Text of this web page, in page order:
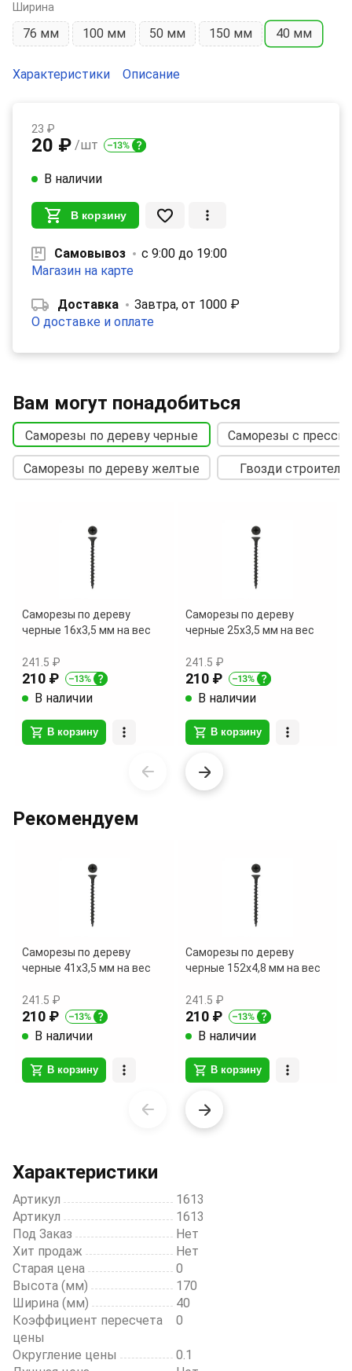
Ширина
76 мм 100 мм 50 мм 150 мм 40 мм
Характеристики Описание
23 ₽
20 ₽ /шт
В наличии
В корзину
Самовывоз
с 9:00 до 19:00
Магазин на карте
Доставка
Завтра, от 1000 ₽
О доставке и оплате
Рекомендуем
Саморезы по дереву
черные 41х3,5 мм на вес
241.5 ₽
210 ₽
В наличии
В корзину
Саморезы по дереву
черные 152х4,8 мм на вес
241.5 ₽
210 ₽
В наличии
В корзину
20
Вам могут понадобиться
Саморезы по дереву черные
Саморезы по дереву желтые
Саморезы с
Гвозди
Саморезы по дереву
черные 16х3,5 мм на вес
241.5 ₽
210 ₽
В наличии
В корзину
Саморезы по дереву
черные 25х3,5 мм на вес
241.5 ₽
210 ₽
В наличии
В корзину
of
16
Характеристики
Артикул
1613
Артикул
1613
Под Заказ
Нет
Хит продаж
Нет
Старая цена
0
Высота (мм)
170
Ширина (мм)
40
Коэффициент пересчета
цены
0
Округление цены
0.1